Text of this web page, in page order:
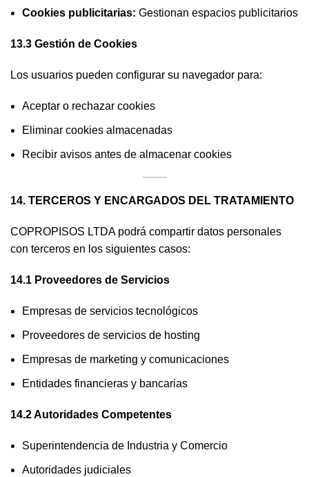
Cookies publicitarias: Gestionan espacios publicitarios
13.3 Gestión de Cookies
Los usuarios pueden configurar su navegador para:
Aceptar o rechazar cookies
Eliminar cookies almacenadas
Recibir avisos antes de almacenar cookies
14. TERCEROS Y ENCARGADOS DEL TRATAMIENTO
COPROPISOS LTDA podrá compartir datos personales
con terceros en los siguientes casos:
14.1 Proveedores de Servicios
Empresas de servicios tecnológicos
Proveedores de servicios de hosting
Empresas de marketing y comunicaciones
Entidades financieras y bancarias
14.2 Autoridades Competentes
Superintendencia de Industria y Comercio
Autoridades judiciales